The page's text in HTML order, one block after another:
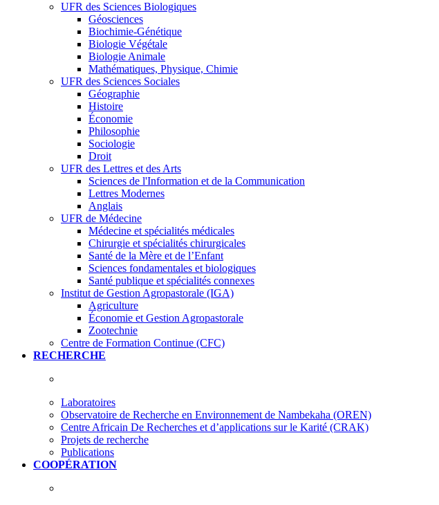
UFR des Sciences Biologiques
Géosciences
Biochimie-Génétique
Biologie Végétale
Biologie Animale
Mathématiques, Physique, Chimie
UFR des Sciences Sociales
Géographie
Histoire
Économie
Philosophie
Sociologie
Droit
UFR des Lettres et des Arts
Sciences de l'Information et de la Communication
Lettres Modernes
Anglais
UFR de Médecine
Médecine et spécialités médicales
Chirurgie et spécialités chirurgicales
Santé de la Mère et de l’Enfant
Sciences fondamentales et biologiques
Santé publique et spécialités connexes
Institut de Gestion Agropastorale (IGA)
Agriculture
Économie et Gestion Agropastorale
Zootechnie
Centre de Formation Continue (CFC)
RECHERCHE
Laboratoires
Observatoire de Recherche en Environnement de Nambekaha (OREN)
Centre Africain De Recherches et d’applications sur le Karité (CRAK)
Projets de recherche
Publications
COOPÉRATION